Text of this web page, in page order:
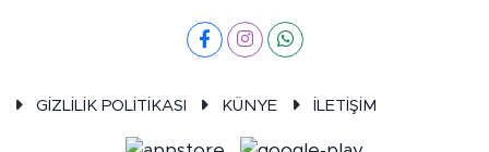
GİZLİLİK POLİTİKASI KÜNYE İLETİŞİM